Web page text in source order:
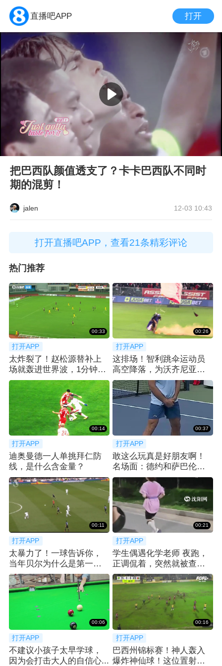
直播吧APP 打开
把巴西队颜值透支了？卡卡巴西队不同时
期的混剪！
jalen 12-03 10:43
打开直播吧APP，查看21条精彩评论
热门推荐
00:33
打开APP
太炸裂了！赵松源替补上
场就轰进世界波，1分钟2
球反超太猛了
00:26
打开APP
这排场！智利跳伞运动员
高空降落，为沃齐尼亚送
上科洛科洛球衣
00:14
打开APP
迪奥曼德一人单挑拜仁防
线，是什么含金量？
00:37
打开APP
敢这么玩真是好朋友啊！
名场面：德约和萨巴伦卡
的另类技巧挑战！
00:11
打开APP
太暴力了！一球告诉你，
当年贝尔为什么是第一个
亿元先生！
00:21
打开APP
学生偶遇化学老师 夜跑，
正调侃着，突然就被查功
课... 😂
00:06
打开APP
不建议小孩子太早学球，
因为会打击大人的自信心...
00:16
打开APP
巴西州锦标赛！神人轰入
爆炸神仙球！这位置射门